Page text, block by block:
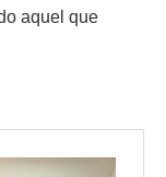
aquel que